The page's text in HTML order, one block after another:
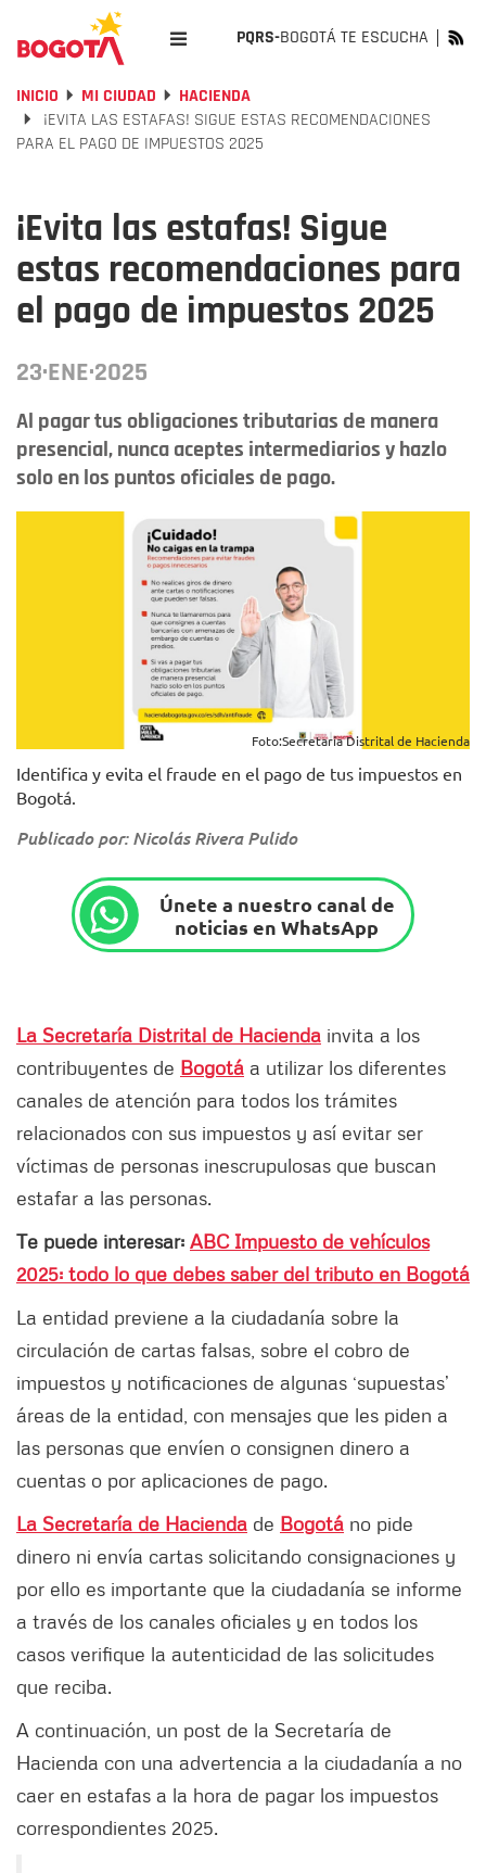
PQRS-BOGOTÁ TE ESCUCHA
INICIO MI CIUDAD
HACIENDA
¡EVITA LAS ESTAFAS! SIGUE ESTAS RECOMENDACIONES
PARA EL PAGO DE IMPUESTOS 2025
¡Evita las estafas! Sigue
estas recomendaciones para
el pago de impuestos 2025
23·ENE·2025
Al pagar tus obligaciones tributarias de manera
presencial, nunca aceptes intermediarios y hazlo
solo en los puntos oficiales de pago.
Foto:Secretaría Distrital de Hacienda
Identifica y evita el fraude en el pago de tus impuestos en
Bogotá.
Publicado por: Nicolás Rivera Pulido
Únete a nuestro canal de
noticias en WhatsApp
La Secretaría Distrital de Hacienda invita a los
contribuyentes de Bogotá a utilizar los diferentes
canales de atención para todos los trámites
relacionados con sus impuestos y así evitar ser
víctimas de personas inescrupulosas que buscan
estafar a las personas.
Te puede interesar: ABC Impuesto de vehículos
2025: todo lo que debes saber del tributo en Bogotá
La entidad previene a la ciudadanía sobre la
circulación de cartas falsas, sobre el cobro de
impuestos y notificaciones de algunas ‘supuestas’
áreas de la entidad, con mensajes que les piden a
las personas que envíen o consignen dinero a
cuentas o por aplicaciones de pago.
La Secretaría de Hacienda de Bogotá no pide
dinero ni envía cartas solicitando consignaciones y
por ello es importante que la ciudadanía se informe
a través de los canales oficiales y en todos los
casos verifique la autenticidad de las solicitudes
que reciba.
A continuación, un post de la Secretaría de
Hacienda con una advertencia a la ciudadanía a no
caer en estafas a la hora de pagar los impuestos
correspondientes 2025.